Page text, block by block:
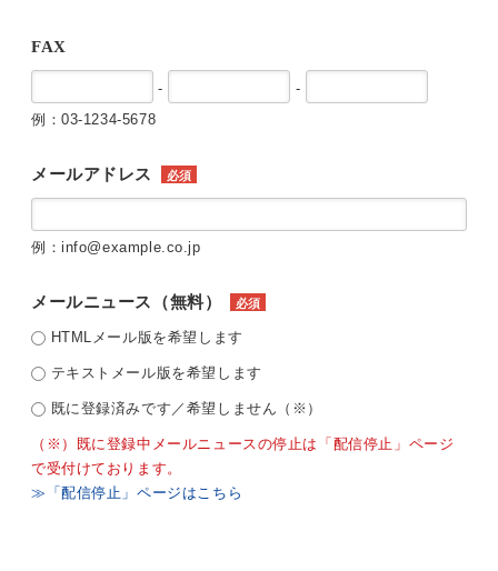
FAX
-
-
例：03-1234-5678
メールアドレス 必須
例：info@example.co.jp
メールニュース（無料） 必須
HTMLメール版を希望します
テキストメール版を希望します
既に登録済みです／希望しません（※）
（※）既に登録中メールニュースの停止は「配信停止」ページ
で受付けております。
≫「配信停止」ページはこちら